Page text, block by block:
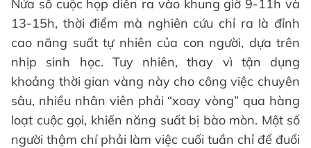
Nửa số cuộc họp diễn ra vào khung giờ 9-11h và
13-15h, thời điểm mà nghiên cứu chỉ ra là đỉnh
cao năng suất tự nhiên của con người, dựa trên
nhịp sinh học. Tuy nhiên, thay vì tận dụng
khoảng thời gian vàng này cho công việc chuyên
sâu, nhiều nhân viên phải “xoay vòng” qua hàng
loạt cuộc gọi, khiến năng suất bị bào mòn. Một số
người thậm chí phải làm việc cuối tuần chỉ để đuổi